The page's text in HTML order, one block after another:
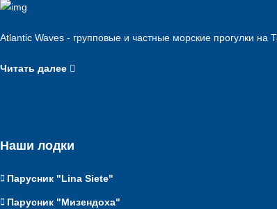
Atlantic Waves - групповые и частные морские прогулки
Читать далее
Наши лодки
Парусник "Lina Siete"
Парусник "Мизендоха"